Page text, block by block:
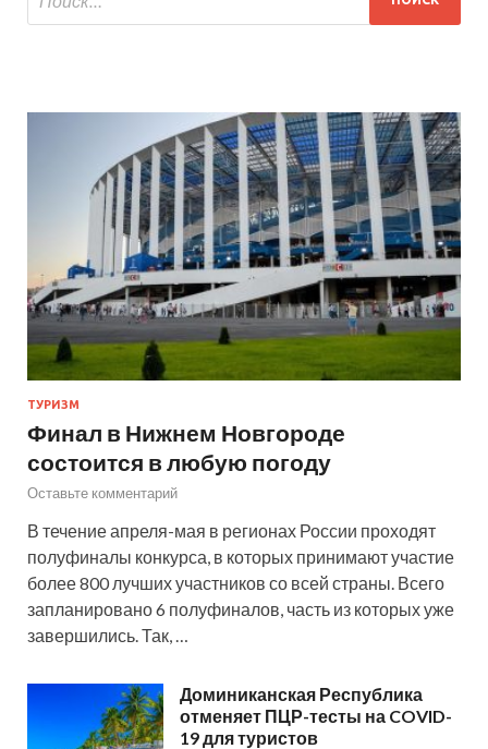
ТУРИЗМ
Финал в Нижнем Новгороде
состоится в любую погоду
Оставьте комментарий
В течение апреля-мая в регионах России проходят
полуфиналы конкурса, в которых принимают участие
более 800 лучших участников со всей страны. Всего
запланировано 6 полуфиналов, часть из которых уже
завершились. Так, …
Доминиканская Республика
отменяет ПЦР-тесты на COVID-
19 для туристов